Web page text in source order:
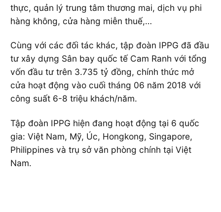
thực, quản lý trung tâm thương mai, dịch vụ phi
hàng không, cửa hàng miễn thuế,…
Cùng với các đối tác khác, tập đoàn IPPG đã đầu
tư xây dựng Sân bay quốc tế Cam Ranh với tổng
vốn đầu tư trên 3.735 tỷ đồng, chính thức mở
cửa hoạt động vào cuối tháng 06 năm 2018 với
công suất 6-8 triệu khách/năm.
Tập đoàn IPPG hiện đang hoạt động tại 6 quốc
gia: Việt Nam, Mỹ, Úc, Hongkong, Singapore,
Philippines và trụ sở văn phòng chính tại Việt
Nam.